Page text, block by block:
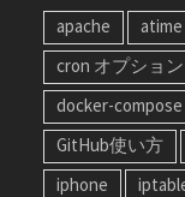
apache atime
cron オプション
docker-compose
GitHub使い方
iphone